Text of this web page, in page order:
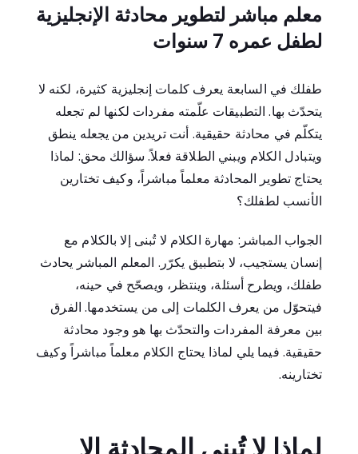
معلم مباشر لتطوير محادثة الإنجليزية
لطفل عمره 7 سنوات
طفلك في السابعة يعرف كلمات إنجليزية كثيرة، لكنه لا
يتحدّث بها. التطبيقات علّمته مفردات لكنها لم تجعله
يتكلّم في محادثة حقيقية. أنت تريدين من يجعله ينطق
ويتبادل الكلام ويبني الطلاقة فعلاً. سؤالك محق: لماذا
يحتاج تطوير المحادثة معلماً مباشراً، وكيف تختارين
الأنسب لطفلك؟
الجواب المباشر: مهارة الكلام لا تُبنى إلا بالكلام مع
إنسان يستجيب، لا بتطبيق يكرّر. المعلم المباشر يحادث
طفلك، ويطرح أسئلة، وينتظر، ويصحّح في حينه،
فيتحوّل من يعرف الكلمات إلى من يستخدمها. الفرق
بين معرفة المفردات والتحدّث بها هو وجود محادثة
حقيقية. فيما يلي لماذا يحتاج الكلام معلماً مباشراً وكيف
تختارينه.